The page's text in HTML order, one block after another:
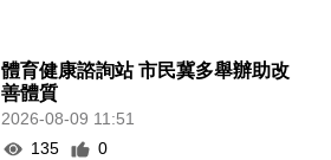
體育健康諮詢站 市民冀多舉辦助改
善體質
2026-08-09 11:51
135
0